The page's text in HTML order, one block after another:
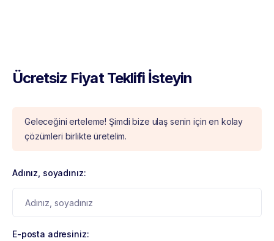
Ücretsiz Fiyat Teklifi İsteyin
Geleceğini erteleme! Şimdi bize ulaş senin için en kolay
çözümleri birlikte üretelim.
Adınız, soyadınız:
E-posta adresiniz: